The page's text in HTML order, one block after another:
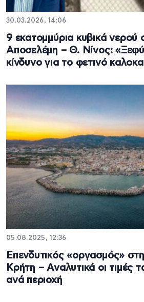
30.03.2026, 14:06
9 εκατομμύρια κυβικά
Αποσελέμη – Θ. Νίνος:
κίνδυνο για το φετινό
05.08.2025, 12:36
Επενδυτικός «οργασμός»
Κρήτη – Αναλυτικά οι τιμές
ανά περιοχή